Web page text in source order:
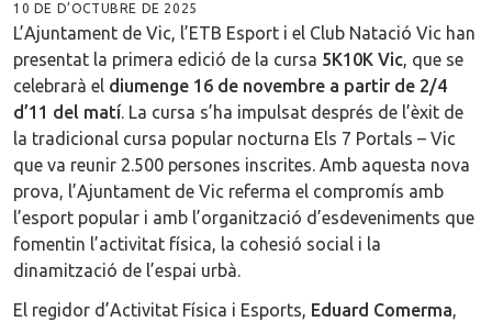
10 DE D’OCTUBRE DE 2025
L’Ajuntament de Vic, l’ETB Esport i el Club Natació Vic han
presentat la primera edició de la cursa 5K10K Vic, que se
celebrarà el diumenge 16 de novembre a partir de 2/4
d’11 del matí. La cursa s’ha impulsat després de l’èxit de
la tradicional cursa popular nocturna Els 7 Portals – Vic
que va reunir 2.500 persones inscrites. Amb aquesta nova
prova, l’Ajuntament de Vic referma el compromís amb
l’esport popular i amb l’organització d’esdeveniments que
fomentin l’activitat física, la cohesió social i la
dinamització de l’espai urbà.
El regidor d’Activitat Física i Esports, Eduard Comerma,